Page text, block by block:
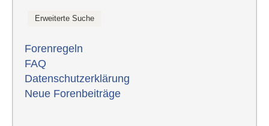
Forenregeln
FAQ
Datenschutzerklärung
Neue Forenbeiträge